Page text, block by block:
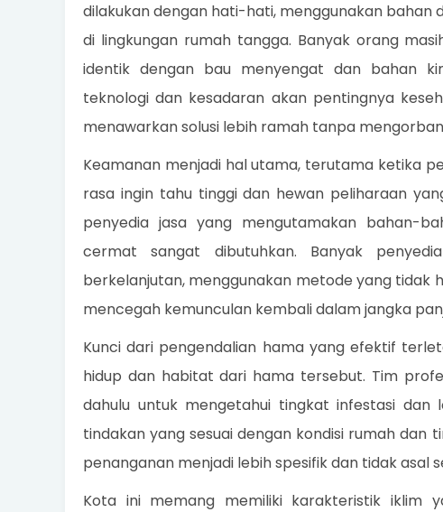
dilakukan dengan hati-hati, menggunakan
di lingkungan rumah tangga. Banyak orang
identik dengan bau menyengat dan bahan
teknologi dan kesadaran akan pentingnya
menawarkan solusi lebih ramah tanpa
Keamanan menjadi hal utama, terutama ketika
rasa ingin tahu tinggi dan hewan peliharaan
penyedia jasa yang mengutamakan bahan-
cermat sangat dibutuhkan. Banyak
berkelanjutan, menggunakan metode yang tidak
mencegah kemunculan kembali dalam jangka
Kunci dari pengendalian hama yang efektif
hidup dan habitat dari hama tersebut. Tim
dahulu untuk mengetahui tingkat infestasi dan
tindakan yang sesuai dengan kondisi rumah
penanganan menjadi lebih spesifik dan tidak asal
Kota ini memang memiliki karakteristik iklim